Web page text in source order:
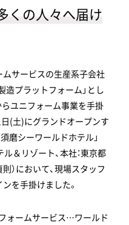
くの人々へ届け
サービスの生産系子会社
造プラットフォーム」とし
らユニフォーム事業を手掛
(土)にグランドオープンす
磨シーワールドホテル」
＆リゾート、本社：東京都
）において、現場スタッフ
を手掛けました。
ォームサービス…ワールド